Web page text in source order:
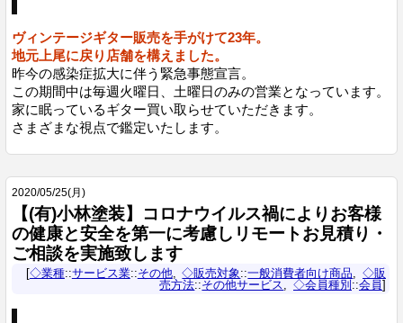
ヴィンテージギター販売を手がけて23年。
地元上尾に戻り店舗を構えました。
昨今の感染症拡大に伴う緊急事態宣言。
この期間中は毎週火曜日、土曜日のみの営業となっています。
家に眠っているギター買い取らせていただきます。
さまざまな視点で鑑定いたします。
2020/05/25(月)
【(有)小林塗装】コロナウイルス禍によりお客様
の健康と安全を第一に考慮しリモートお見積り・
ご相談を実施致します
◇業種::サービス業::その他 ◇販売対象::一般消費者向け商品
◇販
売方法::その他サービス ◇会員種別 ::会員